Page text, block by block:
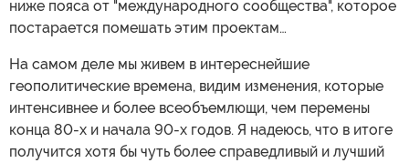
ниже пояса от "международного сообщества", которое
постарается помешать этим проектам…
На самом деле мы живем в интереснейшие
геополитические времена, видим изменения, которые
интенсивнее и более всеобъемлющи, чем перемены
конца 80-х и начала 90-х годов. Я надеюсь, что в итоге
получится хотя бы чуть более справедливый и лучший